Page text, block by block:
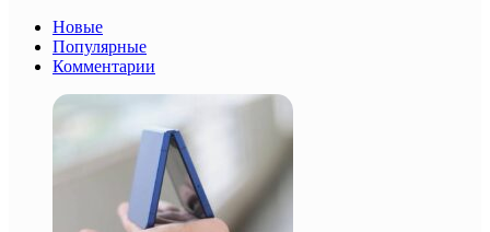
Новые
Популярные
Комментарии